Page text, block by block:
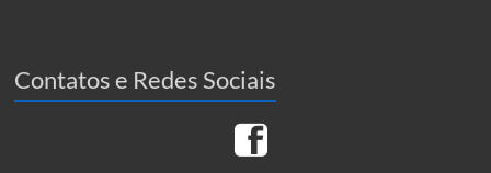
Contatos e Redes Sociais